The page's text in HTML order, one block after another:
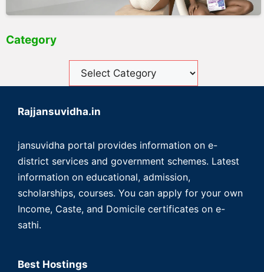
Category
Rajjansuvidha.in
jansuvidha portal provides information on e-
district services and government schemes. Latest
information on educational, admission,
scholarships, courses. You can apply for your own
Income, Caste, and Domicile certificates on e-
sathi.
Best Hostings